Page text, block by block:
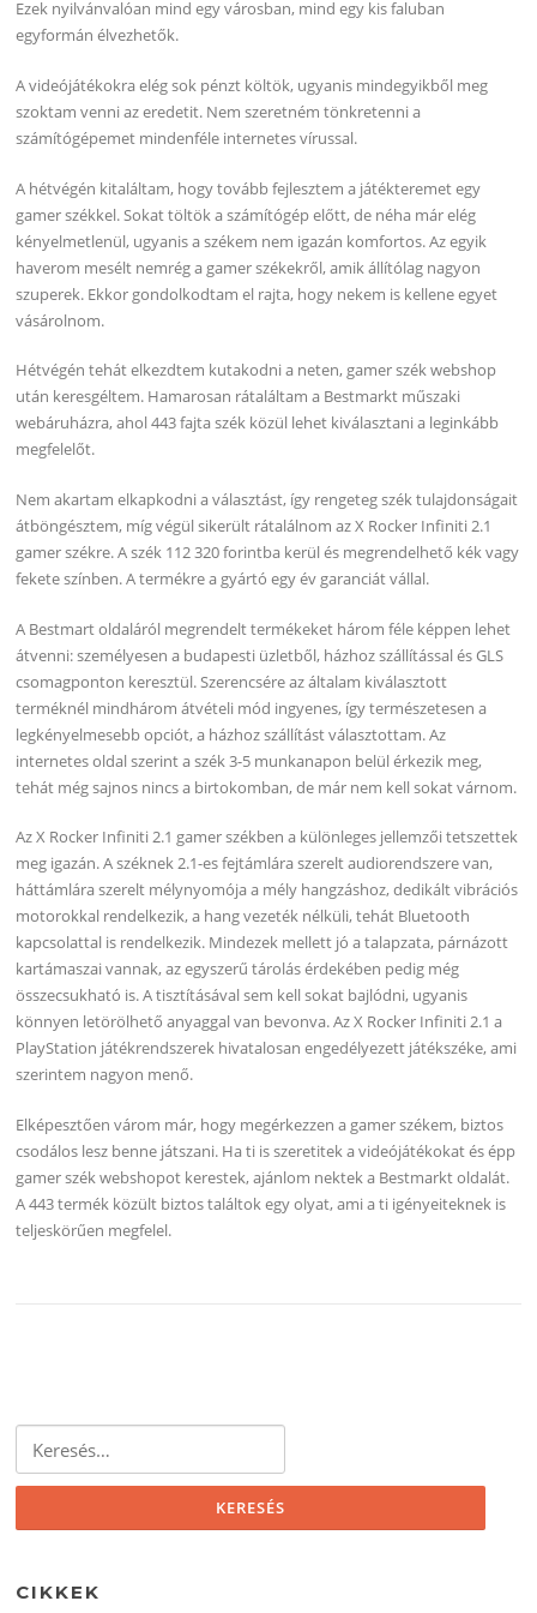
Ezek nyilvánvalóan mind egy városban, mind egy kis faluban
egyformán élvezhetők.
A videójátékokra elég sok pénzt költök, ugyanis mindegyikből meg
szoktam venni az eredetit. Nem szeretném tönkretenni a
számítógépemet mindenféle internetes vírussal.
A hétvégén kitaláltam, hogy tovább fejlesztem a játékteremet egy
gamer székkel. Sokat töltök a számítógép előtt, de néha már elég
kényelmetlenül, ugyanis a székem nem igazán komfortos. Az egyik
haverom mesélt nemrég a gamer székekről, amik állítólag nagyon
szuperek. Ekkor gondolkodtam el rajta, hogy nekem is kellene egyet
vásárolnom.
Hétvégén tehát elkezdtem kutakodni a neten, gamer szék webshop
után keresgéltem. Hamarosan rátaláltam a Bestmarkt műszaki
webáruházra, ahol 443 fajta szék közül lehet kiválasztani a leginkább
megfelelőt.
Nem akartam elkapkodni a választást, így rengeteg szék tulajdonságait
átböngésztem, míg végül sikerült rátalálnom az X Rocker Infiniti 2.1
gamer székre. A szék 112 320 forintba kerül és megrendelhető kék vagy
fekete színben. A termékre a gyártó egy év garanciát vállal.
A Bestmart oldaláról megrendelt termékeket három féle képpen lehet
átvenni: személyesen a budapesti üzletből, házhoz szállítással és GLS
csomagponton keresztül. Szerencsére az általam kiválasztott
terméknél mindhárom átvételi mód ingyenes, így természetesen a
legkényelmesebb opciót, a házhoz szállítást választottam. Az
internetes oldal szerint a szék 3-5 munkanapon belül érkezik meg,
tehát még sajnos nincs a birtokomban, de már nem kell sokat várnom.
Az X Rocker Infiniti 2.1 gamer székben a különleges jellemzői tetszettek
meg igazán. A széknek 2.1-es fejtámlára szerelt audiorendszere van,
háttámlára szerelt mélynyomója a mély hangzáshoz, dedikált vibrációs
motorokkal rendelkezik, a hang vezeték nélküli, tehát Bluetooth
kapcsolattal is rendelkezik. Mindezek mellett jó a talapzata, párnázott
kartámaszai vannak, az egyszerű tárolás érdekében pedig még
összecsukható is. A tisztításával sem kell sokat bajlódni, ugyanis
könnyen letörölhető anyaggal van bevonva. Az X Rocker Infiniti 2.1 a
PlayStation játékrendszerek hivatalosan engedélyezett játékszéke, ami
szerintem nagyon menő.
Elképesztően várom már, hogy megérkezzen a gamer székem, biztos
csodálos lesz benne játszani. Ha ti is szeretitek a videójátékokat és épp
gamer szék webshopot kerestek, ajánlom nektek a Bestmarkt oldalát.
A 443 termék közült biztos találtok egy olyat, ami a ti igényeiteknek is
teljeskörűen megfelel.
CIKKEK